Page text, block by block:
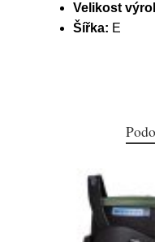
Velikost
Šířka: E